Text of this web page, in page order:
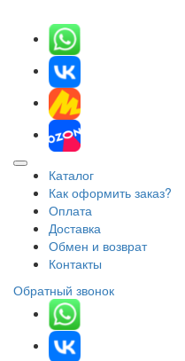
Каталог
Как оформить заказ?
Оплата
Доставка
Обмен и возврат
Контакты
Обратный звонок